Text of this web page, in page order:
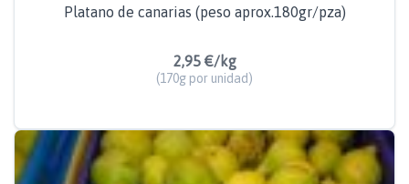
Platano de canarias (peso aprox.180gr/pza)
2,95 €/kg
(170g por unidad)